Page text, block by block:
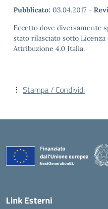
Pubblicato: 03.04.2017 -
Eccetto dove diversamente
stato rilasciato sotto
Attribuzione 4.0 Italia.
Stampa / Condividi
Link Esterni